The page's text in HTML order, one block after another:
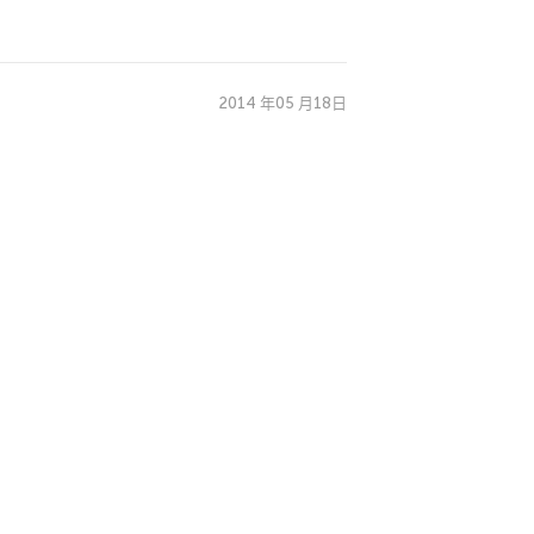
2014 年05 月18日